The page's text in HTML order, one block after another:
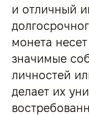
и отличный
монета
значимые
личностей
делает их